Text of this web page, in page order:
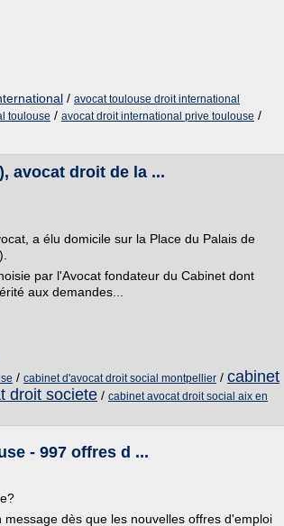
/ avocat toulouse droit international
toulouse / avocat droit international prive toulouse /
avocat droit de la ...
a élu domicile sur la Place du Palais de
par l'Avocat fondateur du Cabinet dont
aux demandes...
/ cabinet d'avocat droit social montpellier / cabinet
droit societe / cabinet avocat droit social aix en
- 997 offres d ...
dès que les nouvelles offres d'emploi